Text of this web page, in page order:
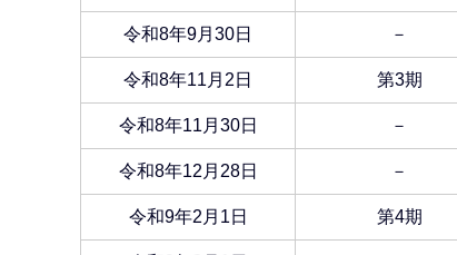
令和8年9月30日 －
令和8年11月2日 第3期
令和8年11月30日 －
令和8年12月28日 －
令和9年2月1日 第4期